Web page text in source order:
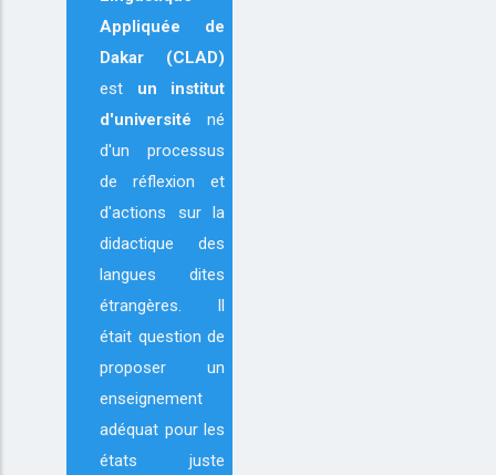
Appliquée de
Dakar (CLAD)
est un institut
d'université né
d'un processus
de réflexion et
d'actions sur la
didactique des
langues dites
étrangères. Il
était question de
proposer un
enseignement
adéquat pour les
états juste